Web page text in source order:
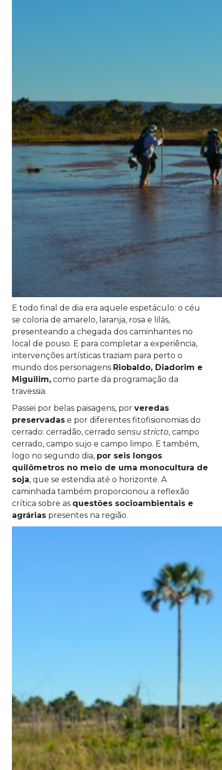
E todo final de dia era aquele espetáculo: o céu
se coloria de amarelo, laranja, rosa e lilás,
presenteando a chegada dos caminhantes no
local de pouso. E para completar a experiência,
intervenções artísticas traziam para perto o
mundo dos personagens Riobaldo, Diadorim e
Miguilim, como parte da programação da
travessia.
Passei por belas paisagens, por veredas
preservadas e por diferentes fitofisionomias do
cerrado: cerradão, cerrado sensu stricto, campo
cerrado, campo sujo e campo limpo. E também,
logo no segundo dia, por seis longos
quilômetros no meio de uma monocultura de
soja, que se estendia até o horizonte. A
caminhada também proporcionou a reflexão
crítica sobre as questões socioambientais e
agrárias presentes na região.